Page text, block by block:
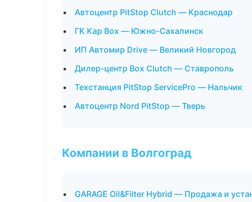
Автоцентр PitStop Clutch — Краснодар
ГК Кар Box — Южно-Сахалинск
ИП Автомир Drive — Великий Новгород
Дилер-центр Box Clutch — Ставрополь
Техстанция PitStop ServicePro — Нальчик
Автоцентр Nord PitStop — Тверь
Компании в Волгоград
GARAGE Oil&Filter Hybrid — Продажа и